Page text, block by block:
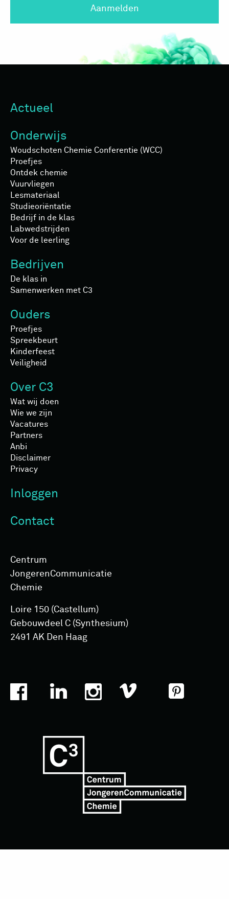
Aanmelden
Actueel
Onderwijs
Woudschoten Chemie Conferentie (WCC)
Proefjes
Ontdek chemie
Vuurvliegen
Lesmateriaal
Studieoriëntatie
Bedrijf in de klas
Labwedstrijden
Voor de leerling
Bedrijven
De klas in
Samenwerken met C3
Ouders
Proefjes
Spreekbeurt
Kinderfeest
Veiligheid
Over C3
Wat wij doen
Wie we zijn
Vacatures
Partners
Anbi
Disclaimer
Privacy
Inloggen
Contact
Centrum
Jongeren­Communicatie
Chemie
Loire 150 (Castellum)
Gebouwdeel C (Synthesium)
2491 AK Den Haag